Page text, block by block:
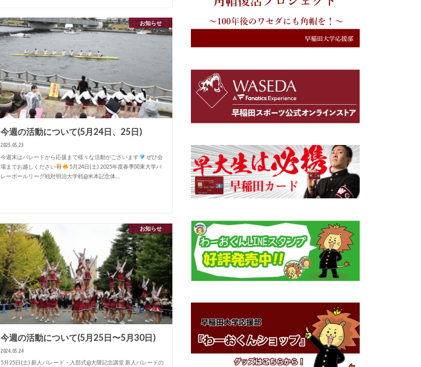
お知らせ
今週の活動について(5月24日、25日)
2025.05.23
今週末はパレードから応援まで様々な活動がございます
ぜひ会
場までお越しください
5月24日(土) 2025年度春季関東大学バ
レーボールリーグ戦対明治大学戦@米本記念体…
お知らせ
今週の活動について(5月25日〜5月30日)
2024.05.24
5月25日(土) 新人パレード・入部式@大隈記念講堂 新人パレードの